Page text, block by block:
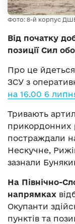
Фото: 8-й корпус
Від початку
позиції Сил
Про це
ЗСУ з
на 16.00 6
Тривають
прикордонних
постраждали
Нескучне,
зазнали
На Північно-
напрямках
Окупанти
пунктів та